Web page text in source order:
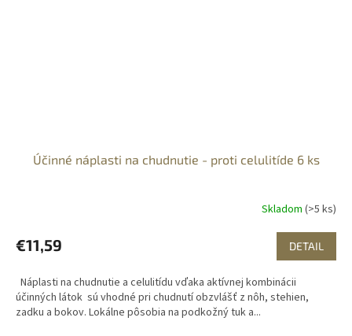
Účinné náplasti na chudnutie - proti celulitíde 6 ks
Skladom (>5 ks)
€11,59 DETAIL
Náplasti na chudnutie a celulitídu vďaka aktívnej kombinácii
účinných látok sú vhodné pri chudnutí obzvlášť z nôh, stehien,
zadku a bokov. Lokálne pôsobia na podkožný tuk a...